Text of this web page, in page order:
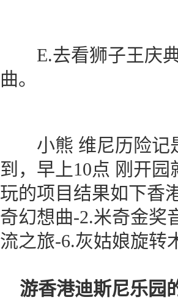
E.去看狮子王庆典
曲。
小熊 维尼历险记
到，早上10点 刚开
玩的项目结果如下香
奇幻想曲-2.米奇金奖
流之旅-6.灰姑娘旋转
游香港迪斯尼乐园